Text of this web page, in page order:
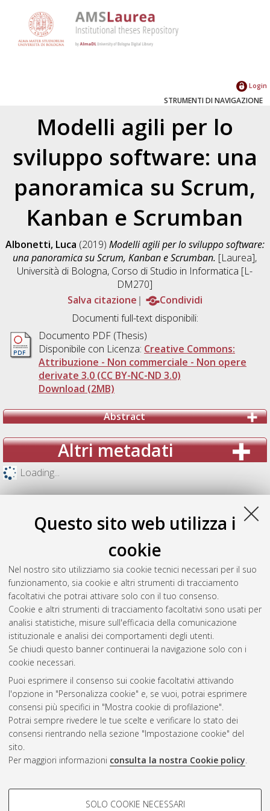
Questo sito web utilizza i
cookie
Nel nostro sito utilizziamo sia cookie tecnici necessari per il suo
funzionamento, sia cookie e altri strumenti di tracciamento
facoltativi che potrai attivare solo con il tuo consenso.
Cookie e altri strumenti di tracciamento facoltativi sono usati per
analisi statistiche, misure sull'efficacia della comunicazione
istituzionale e analisi dei comportamenti degli utenti.
Se chiudi questo banner continuerai la navigazione solo con i
cookie necessari.
Puoi esprimere il consenso sui cookie facoltativi attivando
l'opzione in "Personalizza cookie" e, se vuoi, potrai esprimere
consensi più specifici in "Mostra cookie di profilazione".
Potrai sempre rivedere le tue scelte e verificare lo stato dei
consensi rientrando nella sezione "Impostazione cookie" del
sito.
Per maggiori informazioni consulta la nostra Cookie policy.
COOKIE DI PROFILAZIONE -
SOLO COOKIE NECESSARI
Login
STRUMENTI DI NAVIGAZIONE
Modelli agili per lo
sviluppo software: una
panoramica su Scrum,
Kanban e Scrumban
Albonetti, Luca (2019) Modelli agili per lo sviluppo software:
una panoramica su Scrum, Kanban e Scrumban. [Laurea],
Università di Bologna, Corso di Studio in Informatica [L-
DM270]
Salva citazione
Condividi
Documenti full-text disponibili:
Documento PDF (Thesis)
Disponibile con Licenza: Creative Commons:
Attribuzione - Non commerciale - Non opere
derivate 3.0 (CC BY-NC-ND 3.0)
Download (2MB)
Abstract
Altri metadati
Loading...
Gestione del documento:
Atom
Rss 1.0
Rss 2.0
AMS Laurea
Impostazioni Cookie
Informativa sulla privacy